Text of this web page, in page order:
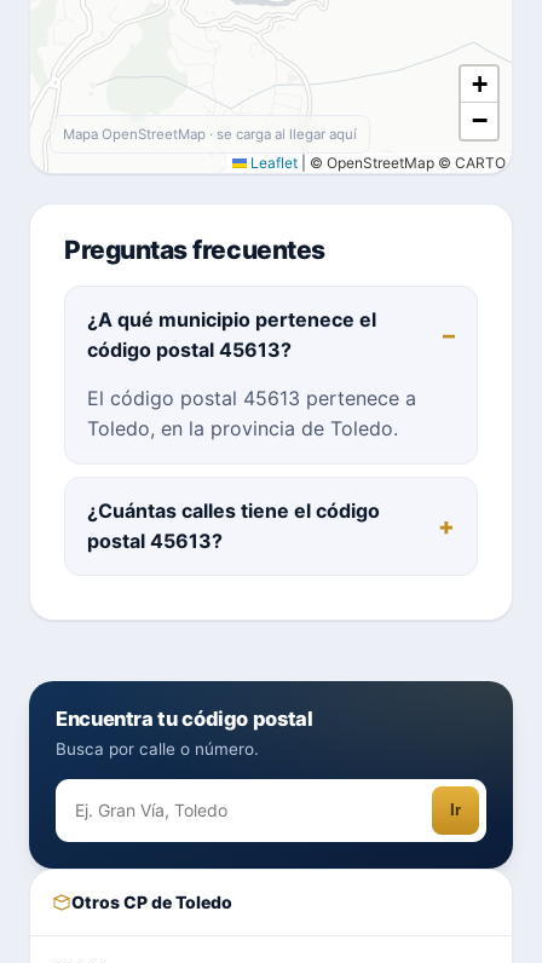
+
−
Leaflet © OpenStreetMap © CARTO
Mapa OpenStreetMap · se carga al llegar aquí
Preguntas frecuentes
¿A qué municipio pertenece el
código postal 45613?
El código postal 45613 pertenece a
Toledo, en la provincia de Toledo.
¿Cuántas calles tiene el código
postal 45613?
Encuentra tu código postal
Busca por calle o número.
Ir
Otros CP de Toledo